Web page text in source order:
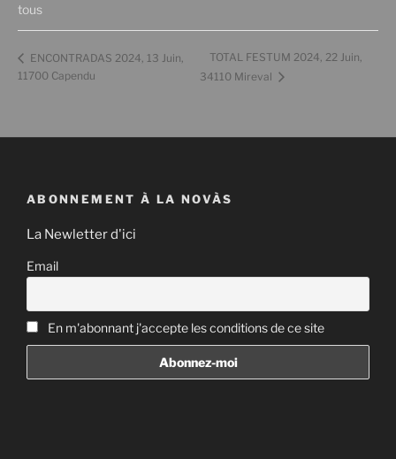
tous
ENCONTRADAS 2024, 13 Juin,
11700 Capendu
TOTAL FESTUM 2024, 22 Juin,
34110 Mireval
ABONNEMENT À LA NOVÀS
La Newletter d'ici
Email
En m'abonnant j'accepte les conditions de ce site